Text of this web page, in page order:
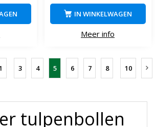
Meer info
IN WINKELWAGEN
3 4 5 6 7 8 10
tulpenbollen